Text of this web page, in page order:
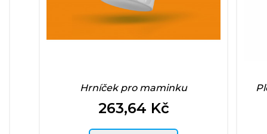
Hrníček pro maminku
Cena
263,64 Kč